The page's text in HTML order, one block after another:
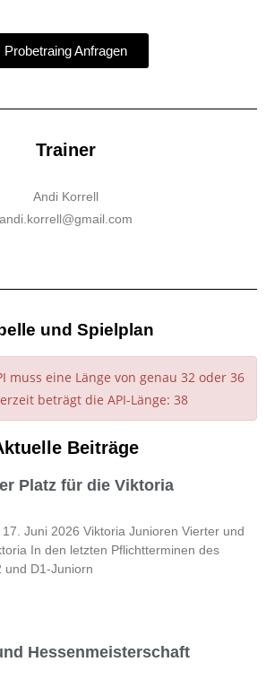
Probetraing Anfragen
Trainer
Andi Korrell
andi.korrell@gmail.com
und Spielplan
muss eine Länge von genau 32 oder 36
beträgt die API-Länge: 38
Beiträge
Platz für die Viktoria
Juni 2026 Viktoria Junioren Vierter und
In den letzten Pflichtterminen des
und D1-Juniorn
Hessenmeisterschaft